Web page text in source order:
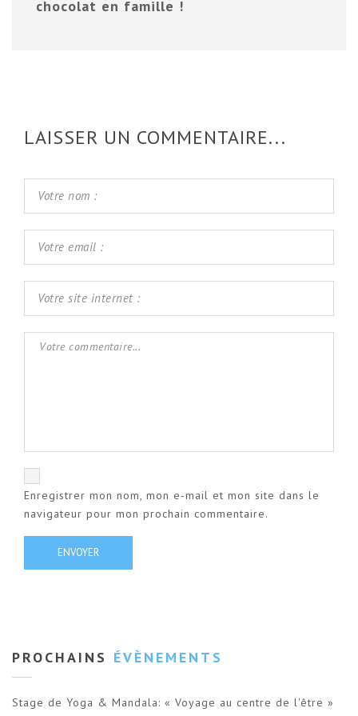
chocolat en famille !
LAISSER UN COMMENTAIRE...
Enregistrer mon nom, mon e-mail et mon site dans le
navigateur pour mon prochain commentaire.
PROCHAINS ÉVÈNEMENTS
Stage de Yoga & Mandala: « Voyage au centre de l'être »